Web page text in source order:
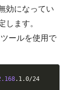
効になってい
します。
ールを使用で
.1.0/24